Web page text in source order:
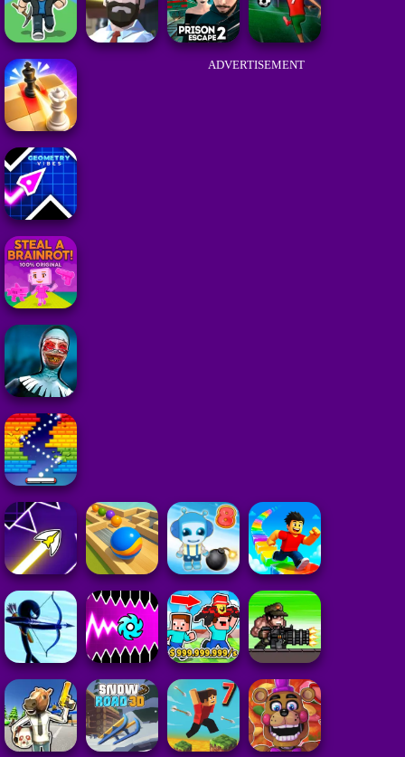
ADVERTISEMENT